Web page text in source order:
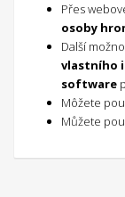
Přes
osoby
Další
vlastního
software
Môžete
Můžete